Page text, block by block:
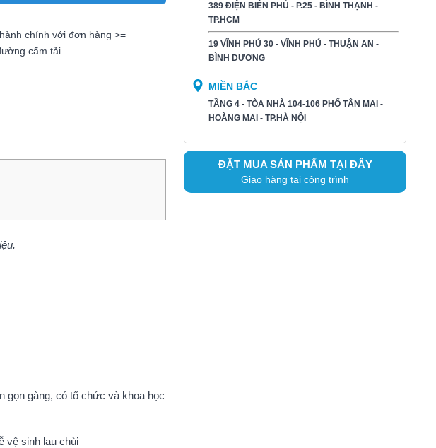
chính với đơn hàng >=
cấm tải
gọn gàng, có tổ chức và khoa học
vệ sinh lau chùi
389 ĐIỆN BIÊN PHỦ - P.25 - BÌNH THẠNH -
TP.HCM
19 VĨNH PHÚ 30 - VĨNH PHÚ - THUẬN AN -
BÌNH DƯƠNG​
MIỀN BẮC
TẦNG 4 - TÒA NHÀ 104-106 PHỐ TÂN MAI -
HOÀNG MAI - TP.HÀ NỘI
ĐẶT MUA SẢN PHẨM TẠI ĐÂY
Giao hàng tại công trình